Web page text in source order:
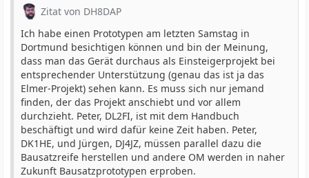
Zitat von DH8DAP
Ich habe einen Prototypen am letzten Samstag in
Dortmund besichtigen können und bin der Meinung,
dass man das Gerät durchaus als Einsteigerprojekt bei
entsprechender Unterstützung (genau das ist ja das
Elmer-Projekt) sehen kann. Es muss sich nur jemand
finden, der das Projekt anschiebt und vor allem
durchzieht. Peter, DL2FI, ist mit dem Handbuch
beschäftigt und wird dafür keine Zeit haben. Peter,
DK1HE, und Jürgen, DJ4JZ, müssen parallel dazu die
Bausatzreife herstellen und andere OM werden in naher
Zukunft Bausatzprototypen erproben.